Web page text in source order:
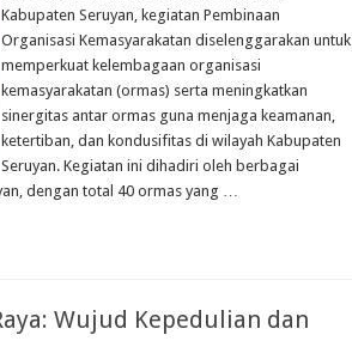
Kabupaten Seruyan, kegiatan Pembinaan
Organisasi Kemasyarakatan diselenggarakan untuk
memperkuat kelembagaan organisasi
kemasyarakatan (ormas) serta meningkatkan
sinergitas antar ormas guna menjaga keamanan,
ketertiban, dan kondusifitas di wilayah Kabupaten
Seruyan. Kegiatan ini dihadiri oleh berbagai
dengan total 40 ormas yang …
Wujud Kepedulian dan